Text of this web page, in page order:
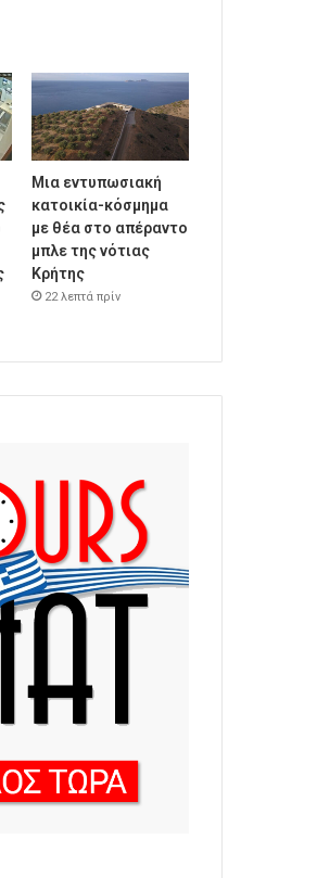
Μια εντυπωσιακή
κατοικία-κόσμημα
με θέα στο απέραντο
μπλε της νότιας
Κρήτης
22 λεπτά πρίν